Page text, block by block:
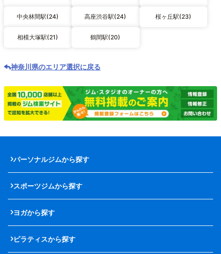
中央林間駅(24) 高座渋谷駅(24) 桜ヶ丘駅(23)
相模大塚駅(21) 鶴間駅(20)
神奈川県のエリア選択に戻る
パーソナルジムから探す
スポーツジムから探す
ヨガから探す
ピラティスから探す